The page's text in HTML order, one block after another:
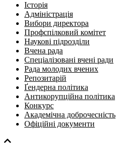
Історія
Адміністрація
Вибори директора
Профспілковий комітет
Наукові підрозділи
Вчена рада
Спеціалізовані вчені ради
Рада молодих вчених
Репозитарій
Ґендерна політика
Антикорупційна політика
Конкурс
Академічна доброчесність
Офіційні документи